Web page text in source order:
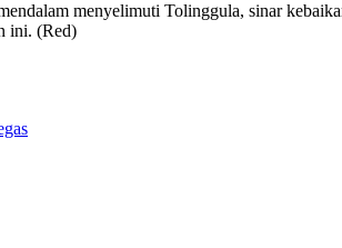
menyelimuti Tolinggula, sinar
ini. (Red)